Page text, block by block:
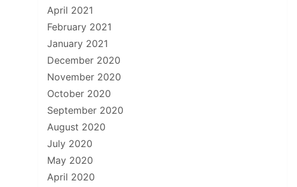
April 2021
February 2021
January 2021
December 2020
November 2020
October 2020
September 2020
August 2020
July 2020
May 2020
April 2020